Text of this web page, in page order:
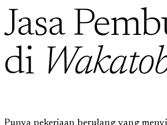
Jasa
di
Punya pekerjaan berulang yang